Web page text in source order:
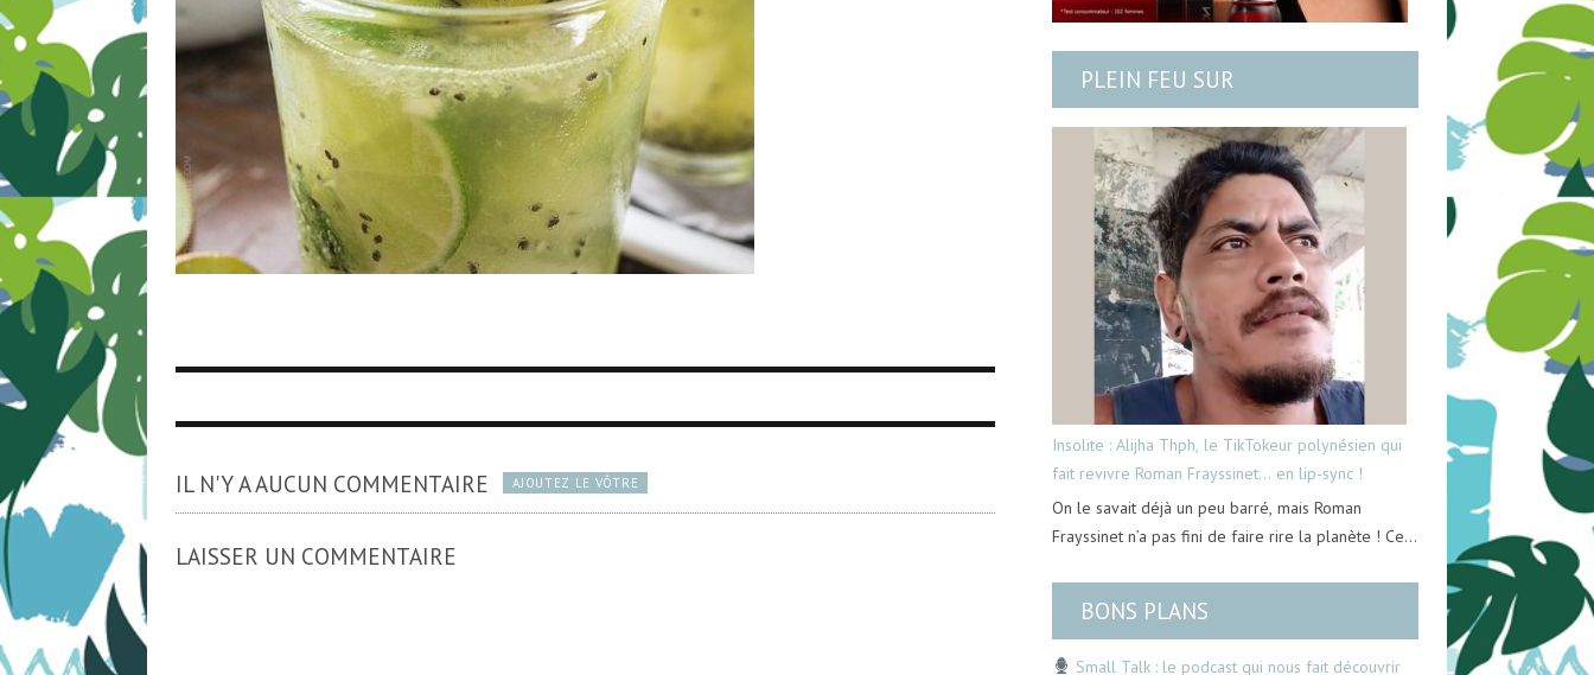
IL N'Y A AUCUN COMMENTAIRE AJOUTEZ LE VÔTRE
LAISSER UN COMMENTAIRE
PLEIN FEU SUR
Insolite : Alijha Thph, le TikTokeur polynésien qui
fait revivre Roman Frayssinet… en lip-sync !
On le savait déjà un peu barré, mais Roman
Frayssinet n’a pas fini de faire rire la planète ! Ce…
BONS PLANS
Small Talk : le podcast qui nous fait découvrir